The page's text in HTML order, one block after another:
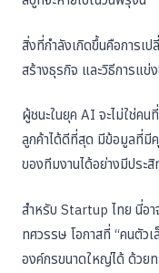
สิ่งที่กำลังเกิดขึ้นคือการเ
สร้างธุรกิจ และวิธีการแข่
ผู้ชนะในยุค AI จะไม่ใช่ค
ลูกค้าได้ดีที่สุด มีข้อมูลที่มี
ของทีมงานได้อย่างมีประ
สำหรับ Startup ไทย นี่อา
ทศวรรษ โอกาสที่ “คนตัว
องค์กรขนาดใหญ่ได้ ด้วย